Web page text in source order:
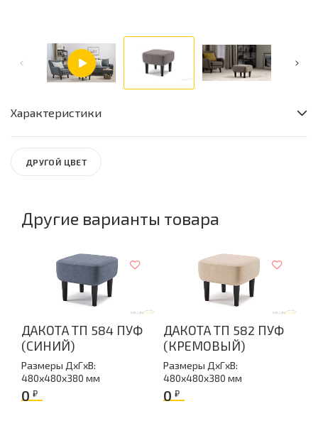
ДРУГОЙ ЦВЕТ
Характеристики
Гостиная / Спальня / Прихожая
Высота
Глубина
48
Производство
18 месяцев
Материал обивки
Велюр
Количество упаковок
Другие варианты товара
ДАКОТА ТП 584 ПУФ
(СИНИЙ)
Размеры ДxГxВ:
480x480x380 мм
0₽
ДАКОТА ТП 582 ПУФ
(КРЕМОВЫЙ)
Размеры ДxГxВ:
480x480x380 мм
0₽